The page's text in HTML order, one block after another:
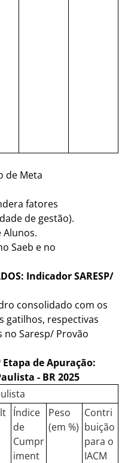
de Meta
fatores
de gestão).
Alunos.
Saeb e no
Indicador SARESP/
consolidado com os
gatilhos, respectivas
Saresp/ Provão
Etapa de Apuração:
- BR 2025
Índice
de
Cumpr
iment
Peso
(em %)
Contri
buição
para o
IACM